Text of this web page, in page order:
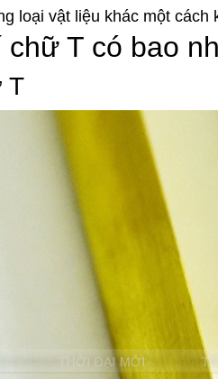
loại vật liệu khác một cách
T có bao
T